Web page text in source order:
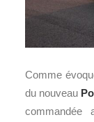
Comme
du nouveau